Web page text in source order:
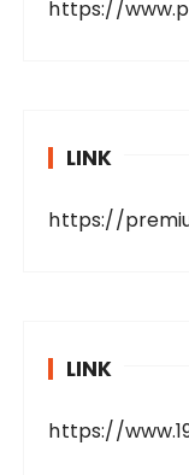
https://
LINK
https://
LINK
https://